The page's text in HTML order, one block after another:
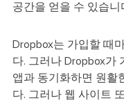
공간을 얻을 수 있습니
Dropbox는 가입할 때
다. 그러나 Dropbox가
앱과 동기화하면 원활
다. 그러나 웹 사이트